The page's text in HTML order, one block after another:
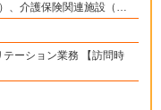
、介護保険関連施設（訪
ーション業務 【訪問時